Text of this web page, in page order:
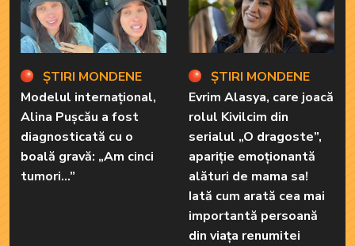
ȘTIRI MONDENE
Modelul internațional,
Alina Pușcău a fost
diagnosticată cu o
boală gravă: „Am cinci
tumori...”
ȘTIRI MONDENE
Evrim Alasya, care joacă
rolul Kivilcim din
serialul „O dragoste”,
apariție emoționantă
alături de mama sa!
Iată cum arată cea mai
importantă persoană
din viața renumitei